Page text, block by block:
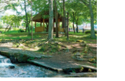
その他施設 ごはん